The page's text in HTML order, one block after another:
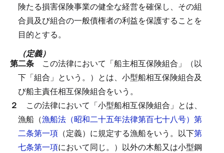
険たる損害保険事業の健全な経営を確保し、その組
合員及び組合の一般債権者の利益を保護することを
目的とする。
（定義）
第二条 この法律において「船主相互保険組合」（以
下「組合」という。）とは、小型船相互保険組合及
び船主責任相互保険組合をいう。
２ この法律において「小型船相互保険組合」とは、
漁船（漁船法（昭和二十五年法律第百七十八号）第
二条第一項 （定義）に規定する漁船をいう。以下第
七条第一項において同じ。）以外の木船又は小型鋼